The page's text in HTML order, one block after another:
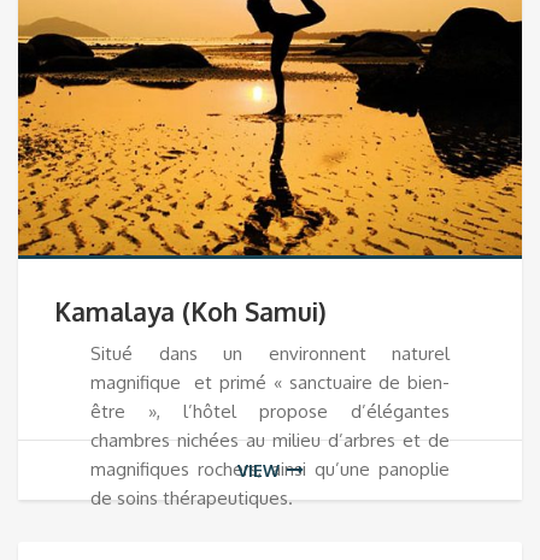
Kamalaya (Koh Samui)
Situé dans un environnent naturel
magnifique et primé « sanctuaire de bien-
être », l’hôtel propose d’élégantes
chambres nichées au milieu d’arbres et de
magnifiques rochers, ainsi qu’une panoplie
de soins thérapeutiques.
VIEW